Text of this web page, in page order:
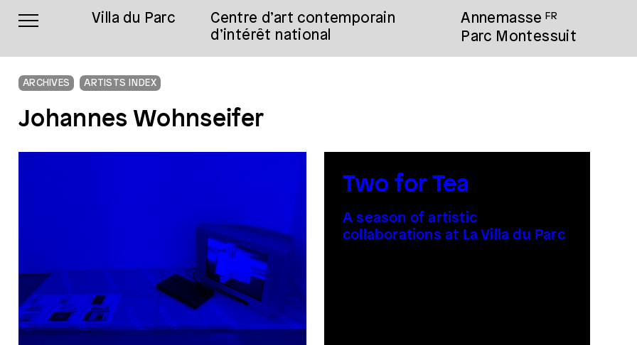
Villa du Parc
Centre d’art contemporain
d’intérêt national
Annemasse FR
Parc Montessuit
ARCHIVES ARTISTS INDEX
Johannes Wohnseifer
Two for Tea
A season of artistic
collaborations at La Villa du Parc